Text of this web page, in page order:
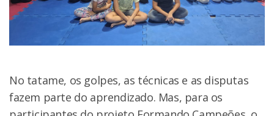
No tatame, os golpes, as técnicas e as disputas
fazem parte do aprendizado. Mas, para os